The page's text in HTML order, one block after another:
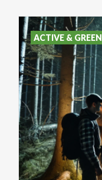
ACTIVE & GREEN